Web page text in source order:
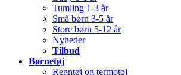
Tumling 1-3 år
Små børn 3-5 år
Store børn 5-12 år
Nyheder
Tilbud
Børnetøj
Regntøj og termotøj